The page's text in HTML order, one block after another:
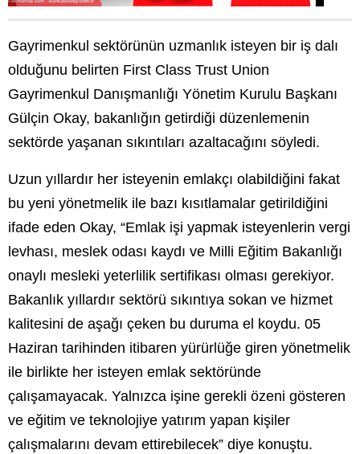
Gayrimenkul sektörünün uzmanlık isteyen bir iş dalı
olduğunu belirten First Class Trust Union
Gayrimenkul Danışmanlığı Yönetim Kurulu Başkanı
Gülçin Okay, bakanlığın getirdiği düzenlemenin
sektörde yaşanan sıkıntıları azaltacağını söyledi.
Uzun yıllardır her isteyenin emlakçı olabildiğini fakat
bu yeni yönetmelik ile bazı kısıtlamalar getirildiğini
ifade eden Okay, “Emlak işi yapmak isteyenlerin vergi
levhası, meslek odası kaydı ve Milli Eğitim Bakanlığı
onaylı mesleki yeterlilik sertifikası olması gerekiyor.
Bakanlık yıllardır sektörü sıkıntıya sokan ve hizmet
kalitesini de aşağı çeken bu duruma el koydu. 05
Haziran tarihinden itibaren yürürlüğe giren yönetmelik
ile birlikte her isteyen emlak sektöründe
çalışamayacak. Yalnızca işine gerekli özeni gösteren
ve eğitim ve teknolojiye yatırım yapan kişiler
çalışmalarını devam ettirebilecek” diye konuştu.